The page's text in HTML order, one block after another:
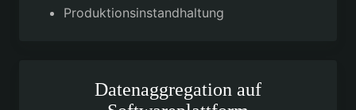
Produktionsinstandhaltung
Datenaggregation auf